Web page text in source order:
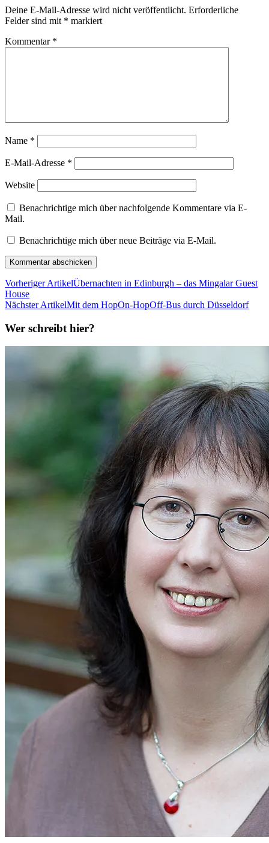
Deine E-Mail-Adresse wird nicht veröffentlicht. Erforderliche
Felder sind mit * markiert
Kommentar *
Name *
E-Mail-Adresse *
Website
Benachrichtige mich über nachfolgende Kommentare via E-
Mail.
Benachrichtige mich über neue Beiträge via E-Mail.
Vorheriger ArtikelÜbernachten in Edinburgh – das Mingalar Guest
House
Nächster ArtikelMit dem HopOn-HopOff-Bus durch Düsseldorf
Wer schreibt hier?